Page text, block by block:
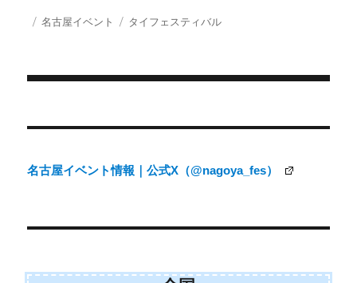
w
i
r
e
b
投 カ
名古屋イベント
タ
タイフェスティバル
稿
ビ
ー
名古屋イベント情報｜公式X（@nagoya_fes）